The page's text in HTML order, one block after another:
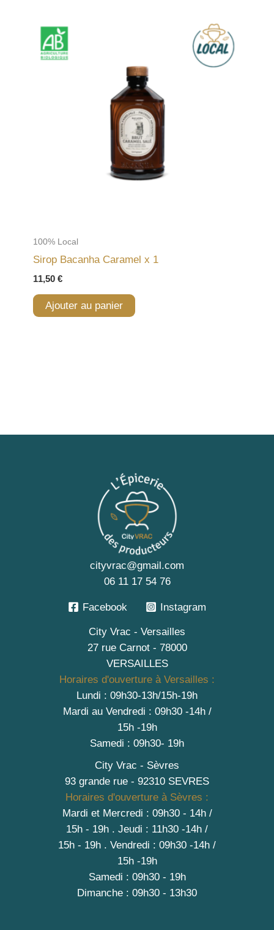
100% Local
Sirop Bacanha Caramel x 1
11,50 €
Ajouter au panier
cityvrac@gmail.com
06 11 17 54 76
Facebook Instagram
City Vrac - Versailles
27 rue Carnot - 78000
VERSAILLES
Horaires d'ouverture à Versailles :
Lundi : 09h30-13h/15h-19h
Mardi au Vendredi : 09h30 -14h /
15h -19h
Samedi : 09h30- 19h
City Vrac - Sèvres
93 grande rue - 92310 SEVRES
Horaires d'ouverture à Sèvres :
Mardi et Mercredi : 09h30 - 14h /
15h - 19h . Jeudi : 11h30 -14h /
15h - 19h . Vendredi : 09h30 -14h /
15h -19h
Samedi : 09h30 - 19h
Dimanche : 09h30 - 13h30